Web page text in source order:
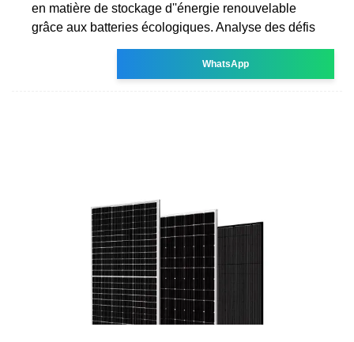
en matière de stockage d''énergie renouvelable
grâce aux batteries écologiques. Analyse des défis
WhatsApp